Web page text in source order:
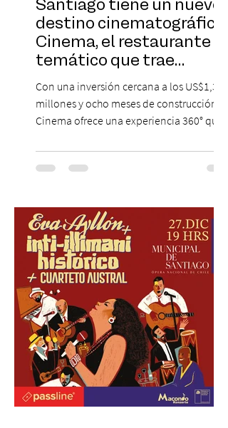
Santiago tiene un nuevo
destino cinematográfico:
Cinema, el restaurante
temático que trae
Hollywood a Chile
Con una inversión cercana a los US$1,3
millones y ocho meses de construcción,
Cinema ofrece una experiencia 360° que
cinematográfica y actores en vivo,
recreando algunos de los universos más
una nueva atracción a su oferta
gastronómica y turística con la apertura de
Cinema, un restaurante temático
inspirado en el concepto de un museo de
Hollywood, que promete transportar a sus
visitantes a distintos